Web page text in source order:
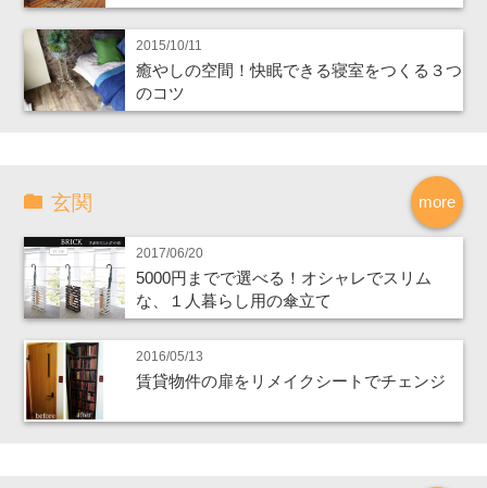
2015/10/11
癒やしの空間！快眠できる寝室をつくる３つ
のコツ
more
玄関
2017/06/20
5000円までで選べる！オシャレでスリム
な、１人暮らし用の傘立て
2016/05/13
賃貸物件の扉をリメイクシートでチェンジ